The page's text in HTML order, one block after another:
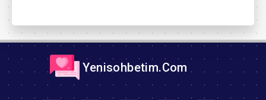
Yenisohbetim.Com